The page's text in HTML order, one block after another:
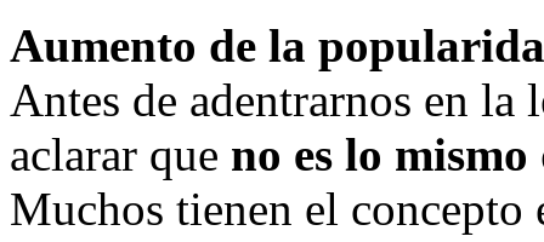
Aumento de la
Antes de adentrarnos en
aclarar que no es lo
Muchos tienen el concepto